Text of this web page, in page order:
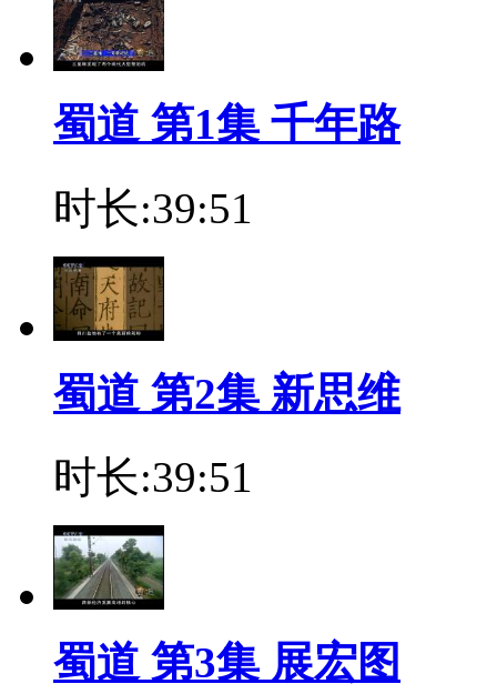
蜀道 第1集 千年路
时长:39:51
蜀道 第2集 新思维
时长:39:51
蜀道 第3集 展宏图